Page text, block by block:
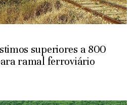
superiores a 800
ramal ferroviário